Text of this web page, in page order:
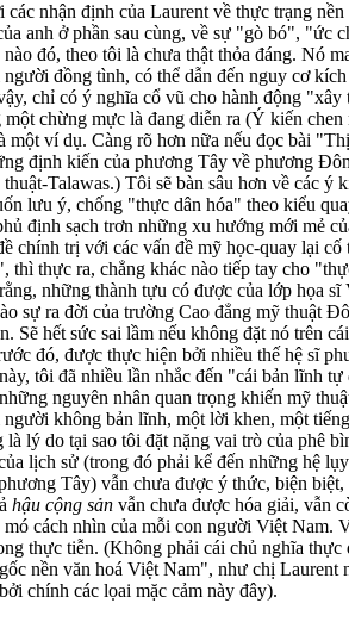
nhận định của Laurent về thực trạng
anh ở phần sau cùng, về sự "gò bó", "ức
đó, theo tôi là chưa thật thỏa đáng. Nó
đồng tình, có thể dẫn đến nguy cơ
chỉ có ý nghĩa cổ vũ cho hành động
một chừng mực là đang diễn ra (Ý kiến
một ví dụ. Càng rõ hơn nữa nếu đọc bài
định kiến của phương Tây về phương
Talawas.) Tôi sẽ bàn sâu hơn về các ý
lưu ý, chống "thực dân hóa" theo kiểu
định sạch trơn những xu hướng mới mẻ
chính trị với các vấn đề mỹ học-quay lại
thì thực ra, chẳng khác nào tiếp tay cho
những thành tựu có được của lớp họa
sự ra đời của trường Cao đẳng mỹ thuật
Sẽ hết sức sai lầm nếu không đặt nó trên
đó, được thực hiện bởi nhiều thế hệ sĩ
tôi đã nhiều lần nhắc đến "cái bản lĩnh
nguyên nhân quan trọng khiến mỹ
không bản lĩnh, một lời khen, một
lý do tại sao tôi đặt nặng vai trò của phê
lịch sử (trong đó phải kể đến những hệ
Tây) vẫn chưa được ý thức, biện
hậu cộng sản vẫn chưa được hóa giải, vẫn
cách nhìn của mỗi con người Việt Nam.
thực tiễn. (Không phải cái chủ nghĩa thực
nền văn hoá Việt Nam", như chị
chính các lọai mặc cảm này đây).